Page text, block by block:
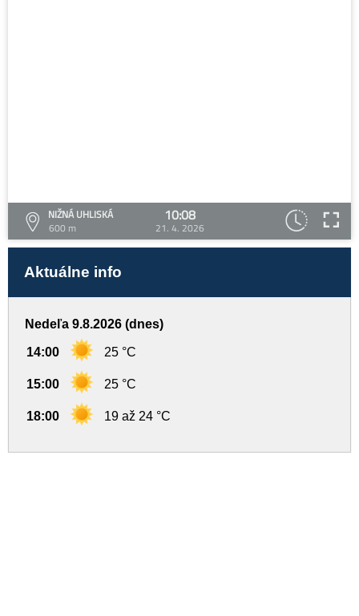
NIŽNÁ UHLISKÁ
600 m
10:08
21. 4. 2026
Aktuálne info
Nedeľa 9.8.2026 (dnes)
14:00 25 °C
15:00 25 °C
18:00 19 až 24 °C